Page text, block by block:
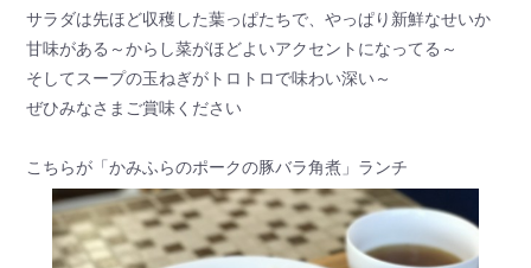
サラダは先ほど収穫した葉っぱたちで、やっぱり新鮮なせいか
甘味がある～からし菜がほどよいアクセントになってる～
そしてスープの玉ねぎがトロトロで味わい深い～
ぜひみなさまご賞味ください
こちらが「かみふらのポークの豚バラ角煮」ランチ